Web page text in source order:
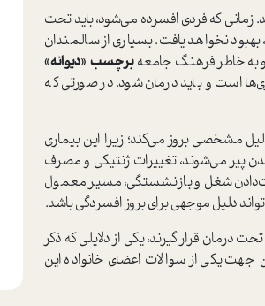
زمانی که فردی افسرده می‌شود، باید تحت
نخواهد یافت. بسیاری از سالمندان
و به خاطر فرهنگ جامعهبرچسب «دیوانه»
است و باید درمان شود. در صورتی که
مشخصی بروز می‌کند؛ زیرا این بیماری
پیر می‌شوند، تغییرات ژنتیکی و مصرف
شغل و بازنشستگی، مسیر معمول
دلیل موجهی برای بروز افسردگی باشد.
درمان قرار گیرند، یکی از دلایلی که ذکر
یکی از سوالات اعضای خانواده این